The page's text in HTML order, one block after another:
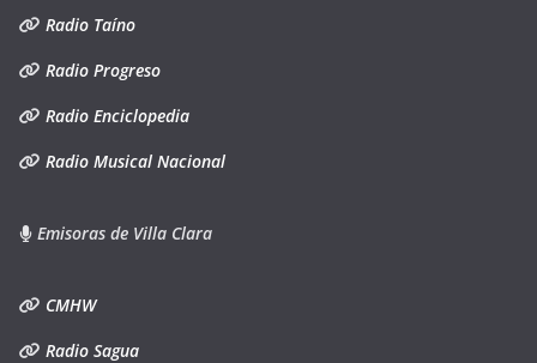
Radio Taíno
Radio Progreso
Radio Enciclopedia
Radio Musical Nacional
Emisoras de Villa Clara
CMHW
Radio Sagua